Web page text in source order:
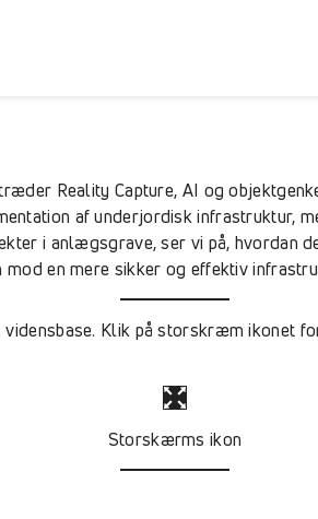
Reality Capture, AI og
af underjordisk infrastruktur,
i anlægsgrave, ser vi på, hvordan
en mere sikker og effektiv
Klik på storskræm ikonet
Storskærms ikon